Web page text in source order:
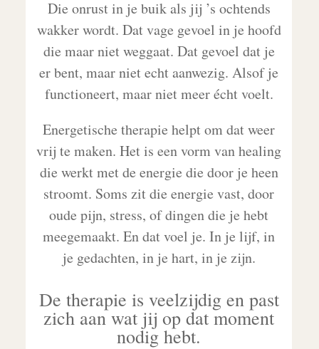
Die onrust in je buik als jij ’s ochtends
wakker wordt. Dat vage gevoel in je hoofd
die maar niet weggaat. Dat gevoel dat je
er bent, maar niet echt aanwezig. Alsof je
functioneert, maar niet meer écht voelt.
Energetische therapie helpt om dat weer
vrij te maken. Het is een vorm van healing
die werkt met de energie die door je heen
stroomt. Soms zit die energie vast, door
oude pijn, stress, of dingen die je hebt
meegemaakt. En dat voel je. In je lijf, in
je gedachten, in je hart, in je zijn.
De therapie is veelzijdig en past
zich aan wat jij op dat moment
nodig hebt.